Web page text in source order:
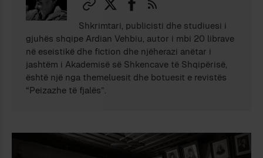
Shkrimtari, publicisti dhe studiuesi i
gjuhës shqipe Ardian Vehbiu, autor i mbi 20 librave
në eseistikë dhe fiction dhe njëherazi anëtar i
jashtëm i Akademisë së Shkencave të Shqipërisë,
është një nga themeluesit dhe botuesit e revistës
“Peizazhe të fjalës”.